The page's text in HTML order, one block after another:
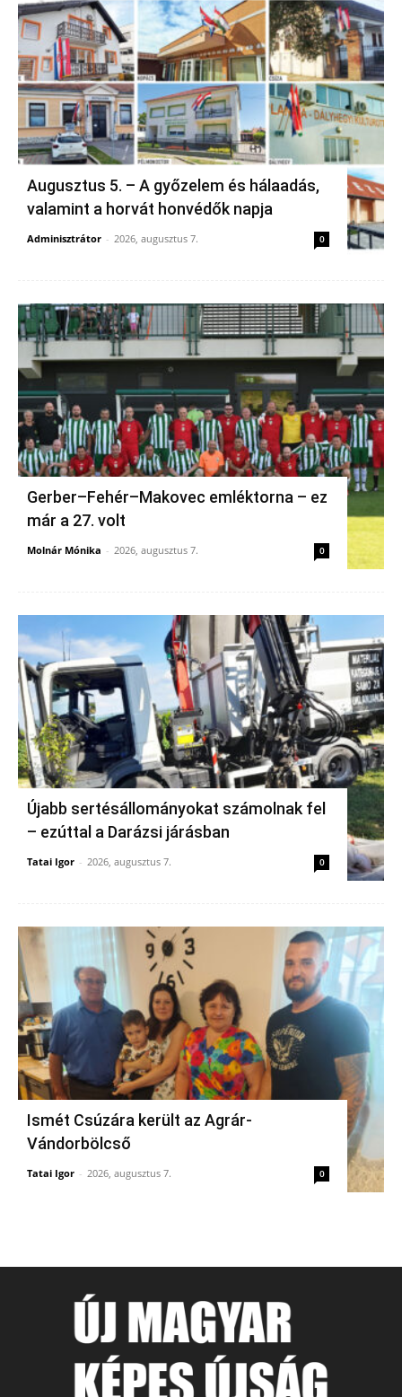
Augusztus 5. – A győzelem és hálaadás,
valamint a horvát honvédők napja
Adminisztrátor - 2026, augusztus 7. 0
Gerber–Fehér–Makovec emléktorna – ez
már a 27. volt
Molnár Mónika - 2026, augusztus 7. 0
Újabb sertésállományokat számolnak fel
– ezúttal a Darázsi járásban
Tatai Igor - 2026, augusztus 7. 0
Ismét Csúzára került az Agrár-
Vándorbölcső
Tatai Igor - 2026, augusztus 7. 0